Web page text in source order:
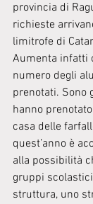
provincia di
richieste
limitrofe di
Aumenta infatti
numero degli
prenotati. Sono
hanno
casa delle
quest’anno è
alla possibilità
gruppi
struttura, uno